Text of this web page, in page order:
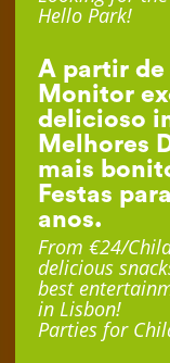
Hello Park!
A partir
Monitor
delicioso
Melhores
mais
Festas
anos.
From €24/
delicious
best
in Lisbon!
Parties for